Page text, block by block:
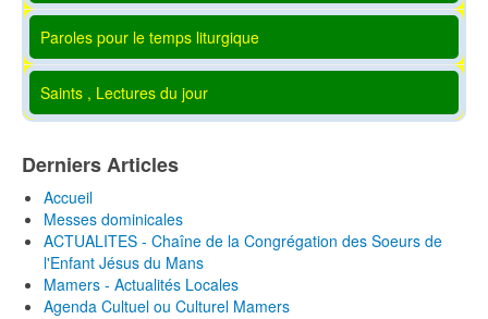
Paroles pour le temps liturgique
Saints , Lectures du jour
Derniers Articles
Accueil
Messes dominicales
ACTUALITES - Chaîne de la Congrégation des Soeurs de
l'Enfant Jésus du Mans
Mamers - Actualités Locales
Agenda Cultuel ou Culturel Mamers